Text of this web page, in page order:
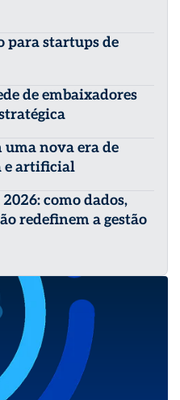
para startups de
de embaixadores
nova era de
e artificial
como dados,
redefinem a gestão